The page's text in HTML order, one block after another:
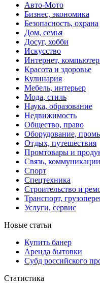
Авто-Мото
Бизнес, экономика
Безопасность, охрана
Дом, семья
Досуг, хобби
Искусство
Интернет,
Красота и здоровье
Кулинария
Мебель, интерьер
Мода, стиль
Наука, образование
Недвижимость
Общество, право
Оборудование,
Отдых, путешествия
Промтовары и
Связь, коммуникации
Спорт
Спецтехника
Строительство и
Транспорт,
Услуги, сервис
Новые статьи
Купить банер
Аренда бытовки
Субд российского
Статистика